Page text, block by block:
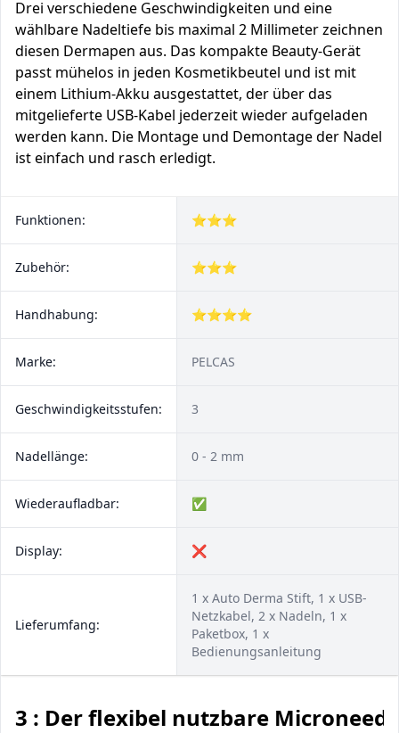
Drei verschiedene Geschwindigkeiten und eine
wählbare Nadeltiefe bis maximal 2 Millimeter zeichnen
diesen Dermapen aus. Das kompakte Beauty-Gerät
passt mühelos in jeden Kosmetikbeutel und ist mit
einem Lithium-Akku ausgestattet, der über das
mitgelieferte USB-Kabel jederzeit wieder aufgeladen
werden kann. Die Montage und Demontage der Nadel
ist einfach und rasch erledigt.
Funktionen: ⭐⭐⭐
Zubehör: ⭐⭐⭐
Handhabung: ⭐⭐⭐⭐
Marke: PELCAS
Geschwindigkeitsstufen: 3
Nadellänge: 0 - 2 mm
Wiederaufladbar: ✅
Display: ❌
Lieferumfang:
1 x Auto Derma Stift, 1 x USB-
Netzkabel, 2 x Nadeln, 1 x
Paketbox, 1 x
Bedienungsanleitung
3 : Der flexibel nutzbare